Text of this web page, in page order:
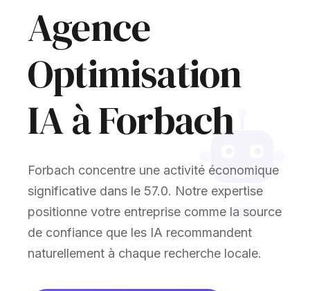
Agence
Optimisation
IA à Forbach
Forbach concentre une activité économique
significative dans le 57.0. Notre expertise
positionne votre entreprise comme la source
de confiance que les IA recommandent
naturellement à chaque recherche locale.